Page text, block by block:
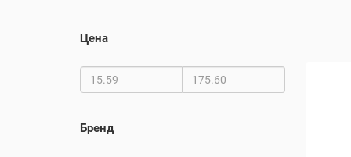
Цена
Бренд